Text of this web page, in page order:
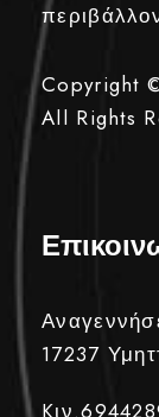
Copyright
All Rights
17237